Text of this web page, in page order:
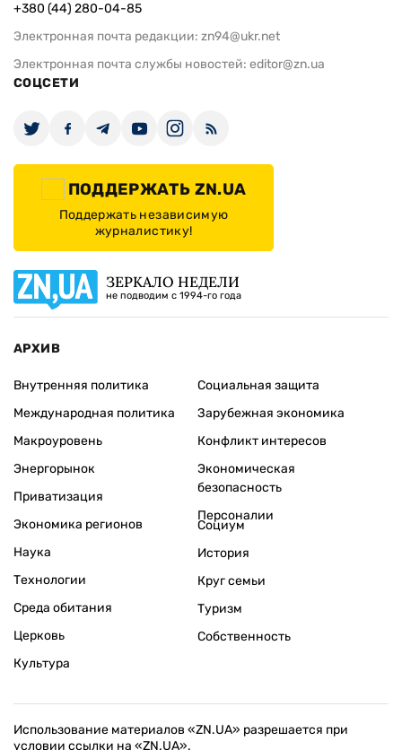
+380 (44) 280-04-85
Электронная почта редакции: zn94@ukr.net
Электронная почта службы новостей: editor@zn.ua
СОЦСЕТИ
ПОДДЕРЖАТЬ ZN.UA
Поддержать независимую
журналистику!
ЗЕРКАЛО НЕДЕЛИ
не подводим с 1994-го года
АРХИВ
Внутренняя политика
Международная политика
Макроуровень
Энергорынок
Приватизация
Экономика регионов
Социальная защита
Зарубежная экономика
Конфликт интересов
Экономическая
безопасность
Персоналии
Наука
Технологии
Среда обитания
Церковь
Культура
Социум
История
Круг семьи
Туризм
Собственность
Использование материалов «ZN.UA» разрешается при
условии ссылки на «ZN.UA».